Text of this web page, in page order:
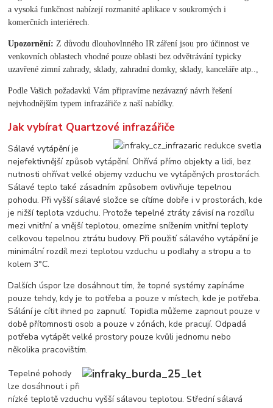
a vysoká funkčnost nabízejí rozmanité aplikace v soukromých i
komerčních interiérech.
Upozornění: Z důvodu dlouhovlnného IR záření jsou pro účinnost ve
venkovních oblastech vhodné pouze oblasti bez odvětrávání typicky
uzavřené zimní zahrady, sklady, zahradní domky, sklady, kanceláře atp..,
Podle Vašich požadavků Vám připravíme nezávazný návrh řešení
nejvhodnějším typem infrazářiče z naší nabídky.
Jak vybírat Quartzové infrazářiče
Sálavé vytápění je
nejefektivnější způsob vytápění. Ohřívá přímo objekty a lidi, bez
nutnosti ohřívat velké objemy vzduchu ve vytápěných prostorách.
Sálavé teplo také zásadním způsobem ovlivňuje tepelnou
pohodu. Při vyšší sálavé složce se cítíme dobře i v prostorách, kde
je nižší teplota vzduchu. Protože tepelné ztráty závisí na rozdílu
mezi vnitřní a vnější teplotou, omezíme snížením vnitřní teploty
celkovou tepelnou ztrátu budovy. Při použití sálavého vytápění je
minimální rozdíl mezi teplotou vzduchu u podlahy a stropu a to
kolem 3°C.
Dalších úspor lze dosáhnout tím, že topné systémy zapínáme
pouze tehdy, kdy je to potřeba a pouze v místech, kde je potřeba.
Sálání je cítit ihned po zapnutí. Topidla můžeme zapnout pouze v
době přítomnosti osob a pouze v zónách, kde pracují. Odpadá
potřeba vytápět velké prostory pouze kvůli jednomu nebo
několika pracovištím.
Tepelné pohody
lze dosáhnout i při
nízké teplotě vzduchu vyšší sálavou teplotou. Střední sálavá